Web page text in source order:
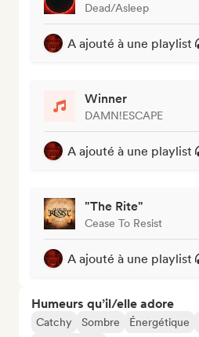
Dead/Asleep
A ajouté à une playlist
Winner
DAMN!ESCAPE
A ajouté à une playlist
"The Rite"
Cease To Resist
A ajouté à une playlist
Humeurs qu’il/elle adore
Catchy Sombre Énergétique